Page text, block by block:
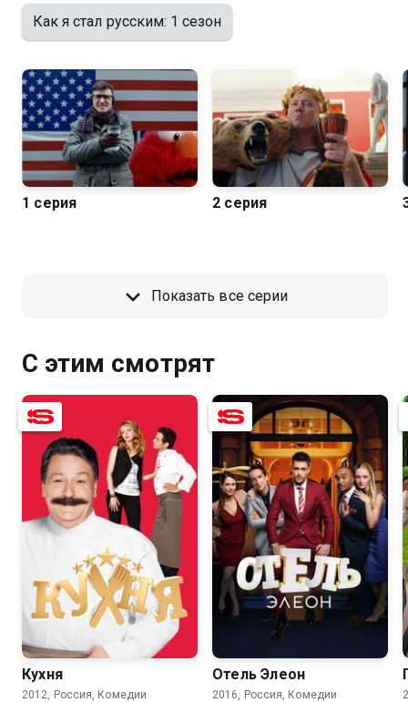
Как я стал русским: 1 сезон
1 серия 2 серия
Показать все серии
С этим смотрят
8.4
Кухня
2012, Россия, Комедии
7.6
Отель Элеон
2016, Россия, Комедии